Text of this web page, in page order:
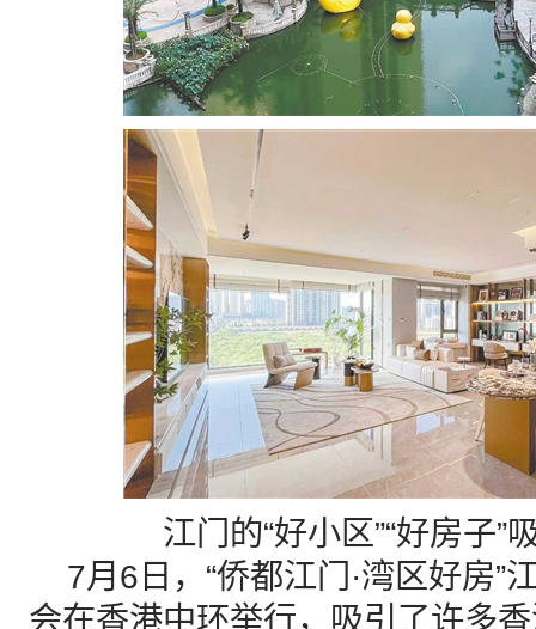
江门的“好小区”“好房子”
7月6日，“侨都江门·湾区好房”
会在香港中环举行，吸引了许多